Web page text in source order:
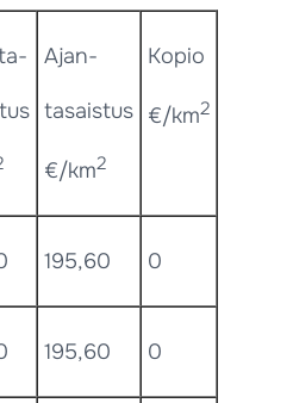
Ajan-
tasaistus
€/km2
Kopio
€/km2
195,60 0
195,60 0